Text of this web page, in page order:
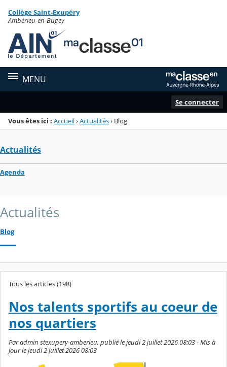
Menu de la rubrique
Contenu
Collège Saint-Exupéry
Ambérieu-en-Bugey
MENU
Se connecter
Vous êtes ici : Accueil›Actualités› Blog
Actualités
Agenda
Actualités
Blog
Tous les articles (198)
Nos talents sportifs au coeur de
nos quartiers
Par admin stexupery-amberieu, publié le jeudi 2 juillet 2026 08:03 - Mis à
jour le jeudi 2 juillet 2026 08:03